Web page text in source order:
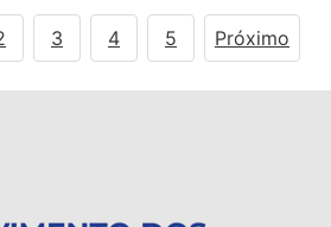
3 4 5 Próximo